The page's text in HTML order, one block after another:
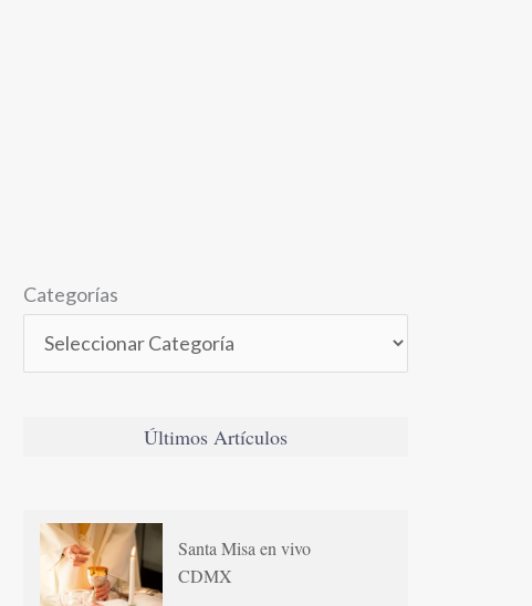
Categorías
Últimos Artículos
Santa Misa en vivo
CDMX